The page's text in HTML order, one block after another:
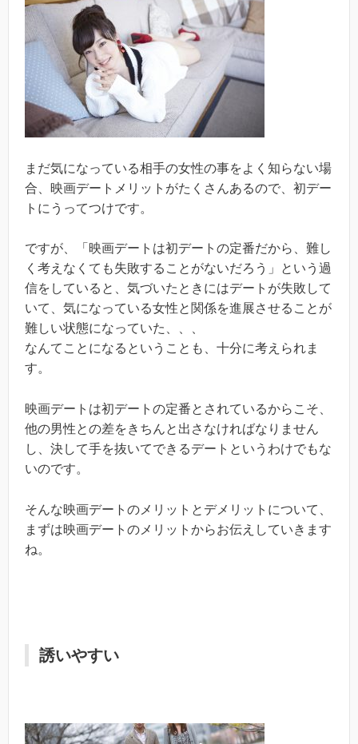
まだ気になっている相手の女性の事をよく知らない場
合、映画デートメリットがたくさんあるので、初デー
トにうってつけです。
ですが、「映画デートは初デートの定番だから、難し
く考えなくても失敗することがないだろう」という過
信をしていると、気づいたときにはデートが失敗して
いて、気になっている女性と関係を進展させることが
難しい状態になっていた、、、
なんてことになるということも、十分に考えられま
す。
映画デートは初デートの定番とされているからこそ、
他の男性との差をきちんと出さなければなりません
し、決して手を抜いてできるデートというわけでもな
いのです。
そんな映画デートのメリットとデメリットについて、
まずは映画デートのメリットからお伝えしていきます
ね。
誘いやすい